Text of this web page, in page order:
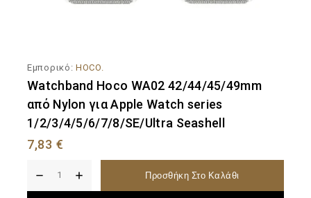
Εμπορικό: HOCO.
Watchband Hoco WA02 42/44/45/49mm
από Nylon για Apple Watch series
1/2/3/4/5/6/7/8/SE/Ultra Seashell
7,83 €
Προσθήκη Στο Καλάθι